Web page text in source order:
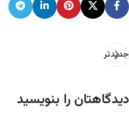
جدیدتر
دیدگاهتان را بنویسید